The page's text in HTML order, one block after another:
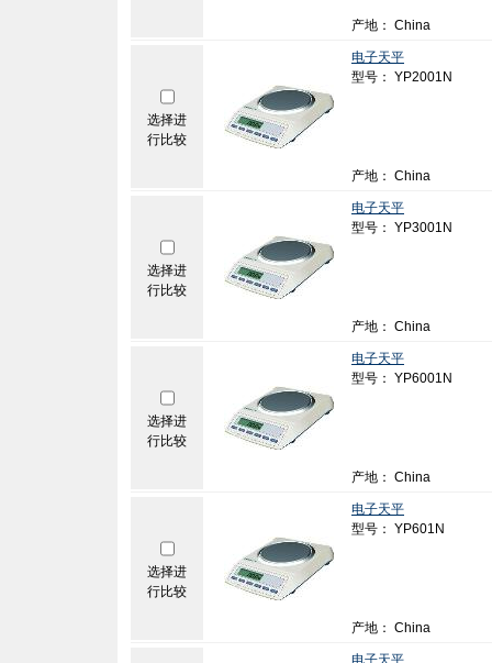
产地： China
选择进
行比较
电子天平
型号： YP2001N
产地： China
选择进
行比较
电子天平
型号： YP3001N
产地： China
选择进
行比较
电子天平
型号： YP6001N
产地： China
选择进
行比较
电子天平
型号： YP601N
产地： China
电子天平